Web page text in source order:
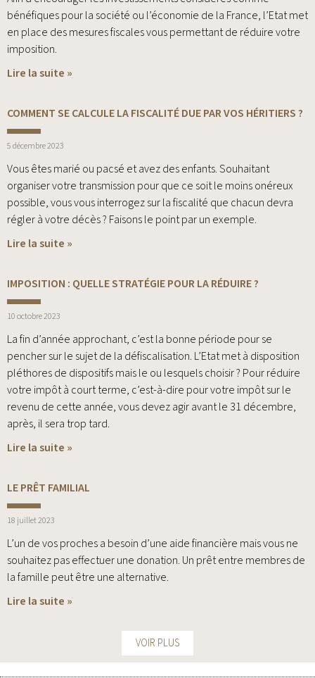
bénéfiques pour la société ou l’économie de la France, l’Etat met
en place des mesures fiscales vous permettant de réduire votre
imposition.
Lire la suite »
COMMENT SE CALCULE LA FISCALITÉ DUE PAR VOS HÉRITIERS ?
5 décembre 2023
Vous êtes marié ou pacsé et avez des enfants. Souhaitant
organiser votre transmission pour que ce soit le moins onéreux
possible, vous vous interrogez sur la fiscalité que chacun devra
régler à votre décès ? Faisons le point par un exemple.
Lire la suite »
IMPOSITION : QUELLE STRATÉGIE POUR LA RÉDUIRE ?
10 octobre 2023
La fin d’année approchant, c’est la bonne période pour se
pencher sur le sujet de la défiscalisation. L’Etat met à disposition
pléthores de dispositifs mais le ou lesquels choisir ? Pour réduire
votre impôt à court terme, c’est-à-dire pour votre impôt sur le
revenu de cette année, vous devez agir avant le 31 décembre,
après, il sera trop tard.
Lire la suite »
LE PRÊT FAMILIAL
18 juillet 2023
L’un de vos proches a besoin d’une aide financière mais vous ne
souhaitez pas effectuer une donation. Un prêt entre membres de
la famille peut être une alternative.
Lire la suite »
VOIR PLUS